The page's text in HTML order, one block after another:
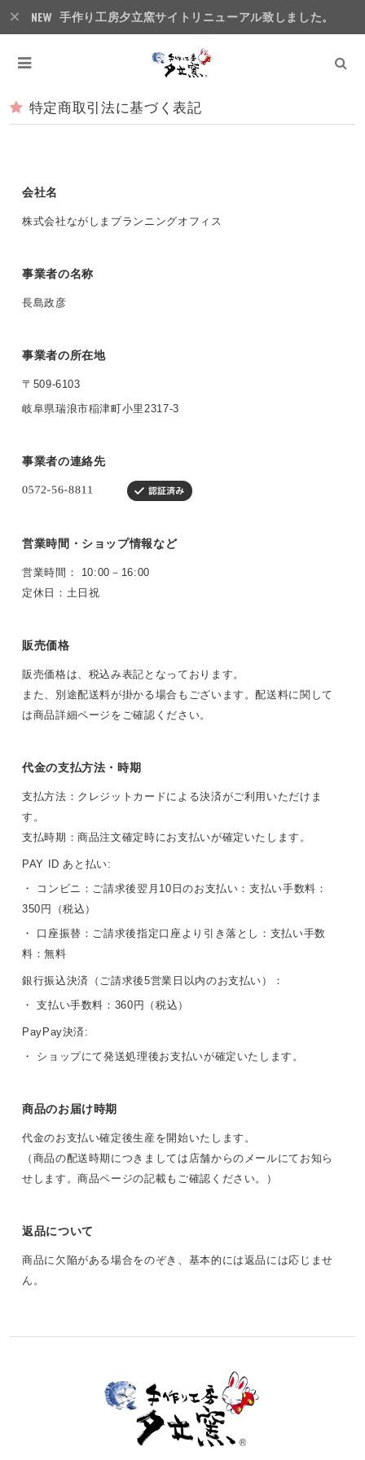
手作り工房夕立窯サイトリニューアル致しました。
特定商取引法に基づく表記
会社名
株式会社ながしまプランニングオフィス
事業者の名称
長島政彦
事業者の所在地
〒509-6103
岐阜県瑞浪市稲津町小里2317-3
事業者の連絡先
営業時間・ショップ情報など
営業時間： 10:00－16:00
定休日：土日祝
販売価格
販売価格は、税込み表記となっております。
また、別途配送料が掛かる場合もございます。配送料に関して
は商品詳細ページをご確認ください。
代金の支払方法・時期
支払方法：クレジットカードによる決済がご利用いただけま
す。
支払時期：商品注文確定時にお支払いが確定いたします。
PAY ID あと払い:
・ コンビニ：ご請求後翌月10日のお支払い：支払い手数料：
350円（税込）
・ 口座振替：ご請求後指定口座より引き落とし：支払い手数
料：無料
銀行振込決済（ご請求後5営業日以内のお支払い）：
・ 支払い手数料：360円（税込）
PayPay決済:
・ ショップにて発送処理後お支払いが確定いたします。
商品のお届け時期
代金のお支払い確定後生産を開始いたします。
（商品の配送時期につきましては店舗からのメールにてお知ら
せします。商品ページの記載もご確認ください。）
返品について
商品に欠陥がある場合をのぞき、基本的には返品には応じませ
ん。